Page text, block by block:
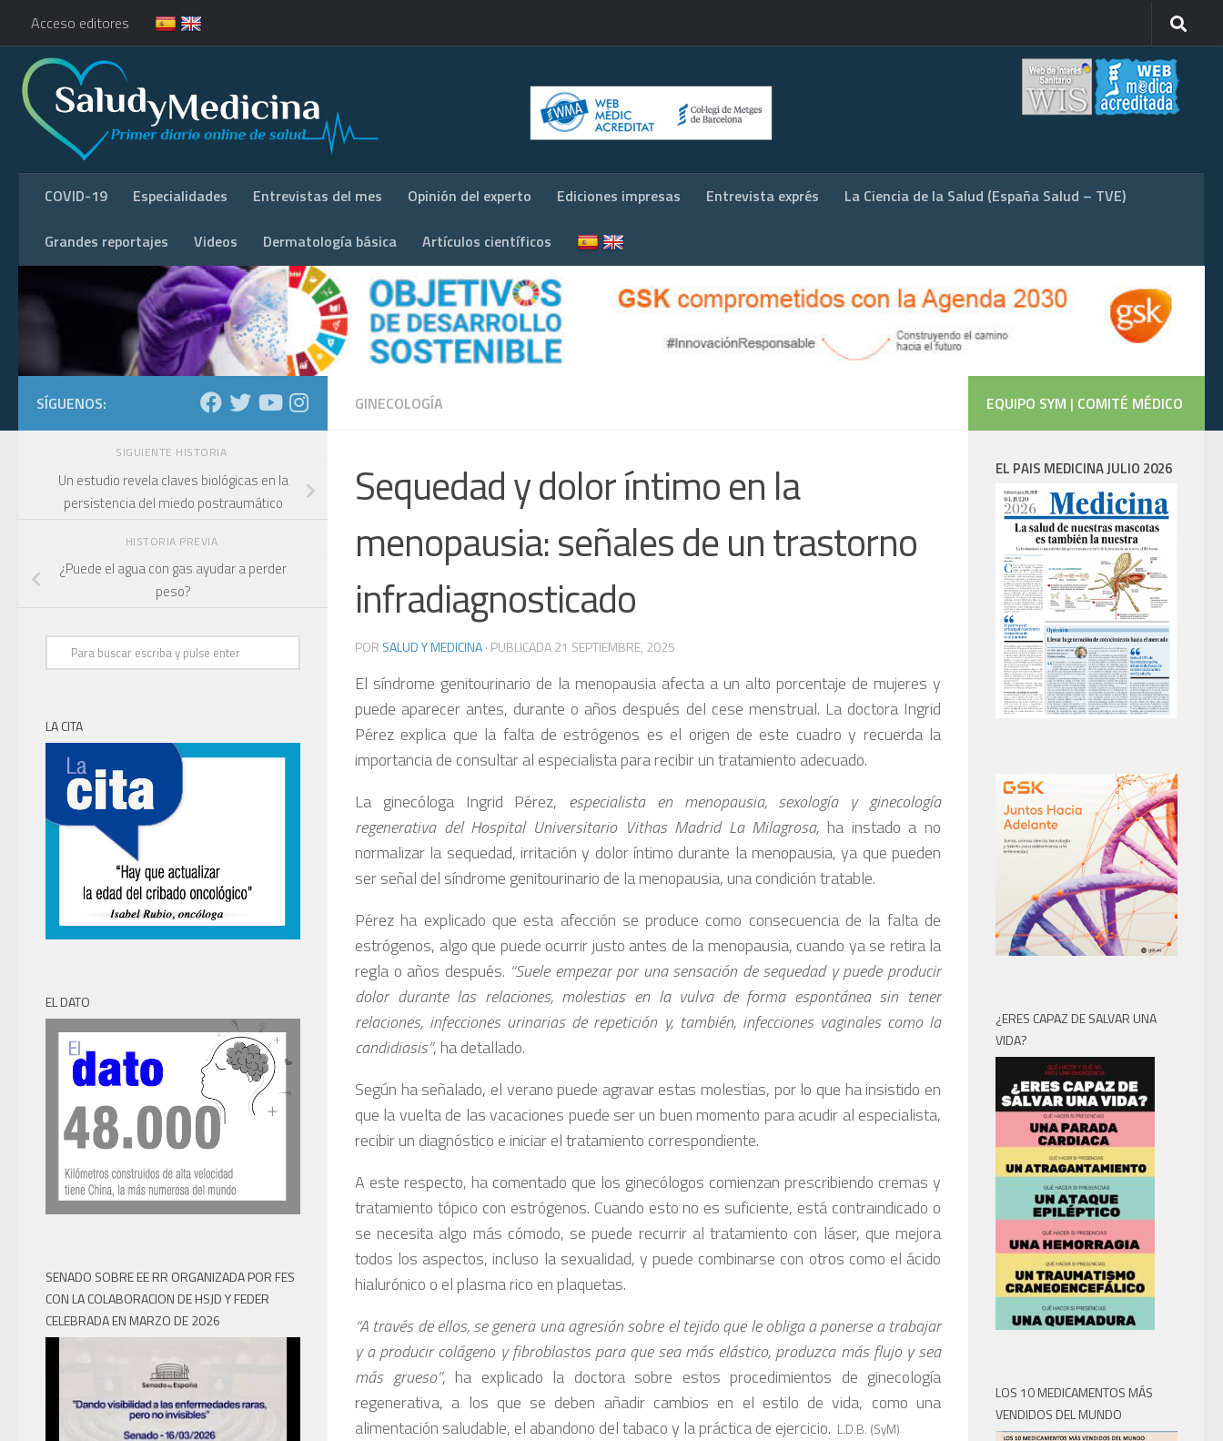
Acceso editores
COVID-19 Especialidades Entrevistas del mes Opinión del experto Ediciones impresas Entrevista exprés La Ciencia de la Salud (España Salud – TVE)
Grandes reportajes Videos Dermatología básica Artículos científicos
GINECOLOGÍA
Sequedad y dolor íntimo en la
menopausia: señales de un trastorno
infradiagnosticado
POR SALUD Y MEDICINA· PUBLICADA21 SEPTIEMBRE, 2025
El síndrome genitourinario de la menopausia afecta a un alto porcentaje de mujeres y
puede aparecer antes, durante o años después del cese menstrual. La doctora Ingrid
Pérez explica que la falta de estrógenos es el origen de este cuadro y recuerda la
importancia de consultar al especialista para recibir un tratamiento adecuado.
La ginecóloga Ingrid Pérez, especialista en menopausia, sexología y ginecología
regenerativa del Hospital Universitario Vithas Madrid La Milagrosa, ha instado a no
normalizar la sequedad, irritación y dolor íntimo durante la menopausia, ya que pueden
ser señal del síndrome genitourinario de la menopausia, una condición tratable.
Pérez ha explicado que esta afección se produce como consecuencia de la falta de
estrógenos, algo que puede ocurrir justo antes de la menopausia, cuando ya se retira la
regla o años después. “Suele empezar por una sensación de sequedad y puede producir
dolor durante las relaciones, molestias en la vulva de forma espontánea sin tener
relaciones, infecciones urinarias de repetición y, también, infecciones vaginales como la
candidiasis”, ha detallado.
Según ha señalado, el verano puede agravar estas molestias, por lo que ha insistido en
que la vuelta de las vacaciones puede ser un buen momento para acudir al especialista,
recibir un diagnóstico e iniciar el tratamiento correspondiente.
A este respecto, ha comentado que los ginecólogos comienzan prescribiendo cremas y
tratamiento tópico con estrógenos. Cuando esto no es suficiente, está contraindicado o
se necesita algo más cómodo, se puede recurrir al tratamiento con láser, que mejora
todos los aspectos, incluso la sexualidad, y puede combinarse con otros como el ácido
hialurónico o el plasma rico en plaquetas.
“A través de ellos, se genera una agresión sobre el tejido que le obliga a ponerse a trabajar
y a producir colágeno y fibroblastos para que sea más elástico, produzca más flujo y sea
más grueso”, ha explicado la doctora sobre estos procedimientos de ginecología
regenerativa, a los que se deben añadir cambios en el estilo de vida, como una
alimentación saludable, el abandono del tabaco y la práctica de ejercicio. L.D.B. (SyM)
SÍGUENOS:
SIGUIENTE HISTORIA
Un estudio revela claves biológicas en la
persistencia del miedo postraumático
HISTORIA PREVIA
¿Puede el agua con gas ayudar a perder
peso?
LA CITA
EL DATO
SENADO SOBRE EE RR ORGANIZADA POR FES
CON LA COLABORACION DE HSJD Y FEDER
CELEBRADA EN MARZO DE 2026
EQUIPO SYM | COMITÉ MÉDICO
EL PAIS MEDICINA JULIO 2026
¿ERES CAPAZ DE SALVAR UNA
VIDA?
LOS 10 MEDICAMENTOS MÁS
VENDIDOS DEL MUNDO